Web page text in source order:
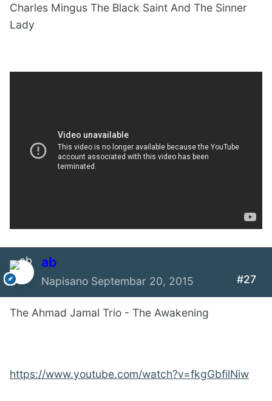
Charles Mingus The Black Saint And The Sinner
Lady
ab
Napisano Septembar 20, 2015 #27
The Ahmad Jamal Trio - The Awakening
https://www.youtube.com/watch?v=fkgGbfilNiw